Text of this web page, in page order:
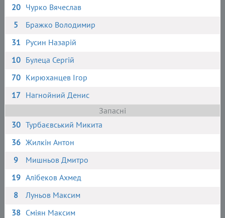
20 Чурко Вячеслав
5
Бражко Володимир
31 Русин Назарій
10 Булеца Сергій
70 Кирюханцев Ігор
17 Нагнойний Денис
Запасні
30 Турбаєвський Микита
36 Жилкін Антон
9
Мишньов Дмитро
19 Алібеков Ахмед
8
Луньов Максим
38 Сміян Максим